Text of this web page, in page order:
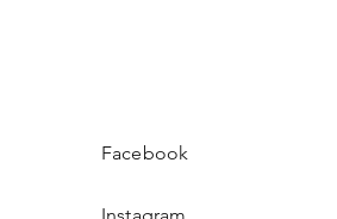
Facebook